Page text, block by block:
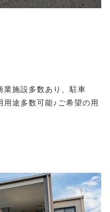
施設多数あり、駐車
途多数可能♪ご希望の用